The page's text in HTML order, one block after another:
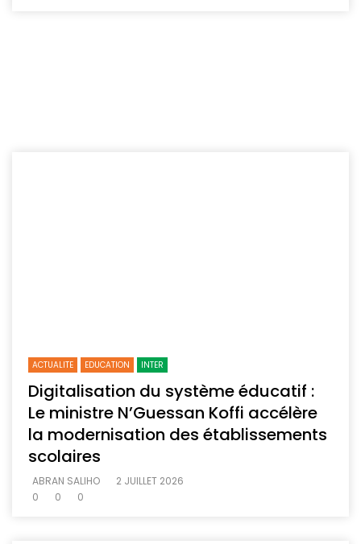
ACTUALITE EDUCATION INTER
Digitalisation du système éducatif :
Le ministre N’Guessan Koffi accélère
la modernisation des établissements
scolaires
ABRAN SALIHO
2 JUILLET 2026
0
0 0